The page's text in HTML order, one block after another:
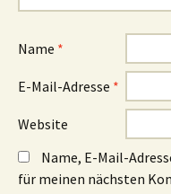
Name *
E-Mail-Adresse *
Website
Name, E-Mail-
für meinen nächsten